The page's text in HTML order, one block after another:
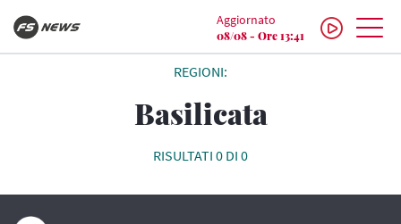
Aggiornato
08/08 - Ore 13:41
REGIONI:
Basilicata
RISULTATI 0 DI 0